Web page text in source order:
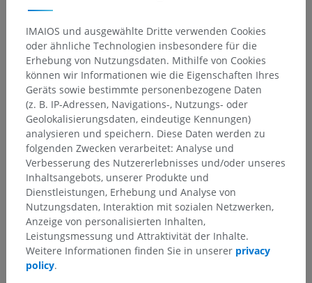
Anatomische Hierarchie
Anatomie des Menschen 2
Menschlicher Körper> Integrierende Systeme>
Herz-Kreislauf-System> Systemische Venen
Obere Hohlvene> Oberarm-Kopf-Vene >
Herzbeutel-Zuflüsse der Oberarm-Kopf-Vene
Darunterliegende Strukturen:Für dieses anatomische
Teil gibt es keine zugehörigen Strukturen
IMAIOS und ausgewählte Dritte verwenden Cookies
oder ähnliche Technologien insbesondere für die
Erhebung von Nutzungsdaten. Mithilfe von Cookies
können wir Informationen wie die Eigenschaften Ihres
Geräts sowie bestimmte personenbezogene Daten
(z. B. IP-Adressen, Navigations-, Nutzungs- oder
Geolokalisierungsdaten, eindeutige Kennungen)
analysieren und speichern. Diese Daten werden zu
folgenden Zwecken verarbeitet: Analyse und
Verbesserung des Nutzererlebnisses und/oder unseres
Inhaltsangebots, unserer Produkte und
Dienstleistungen, Erhebung und Analyse von
Nutzungsdaten, Interaktion mit sozialen Netzwerken,
Anzeige von personalisierten Inhalten,
Leistungsmessung und Attraktivität der Inhalte.
Weitere Informationen finden Sie in unserer privacy
policy.